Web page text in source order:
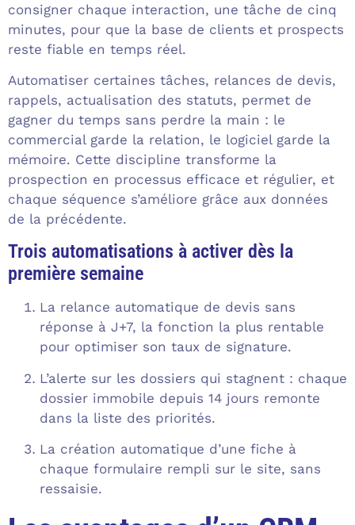
consigner chaque interaction, une tâche de cinq
minutes, pour que la base de clients et prospects
reste fiable en temps réel.
Automatiser certaines tâches, relances de devis,
rappels, actualisation des statuts, permet de
gagner du temps sans perdre la main : le
commercial garde la relation, le logiciel garde la
mémoire. Cette discipline transforme la
prospection en processus efficace et régulier, et
chaque séquence s’améliore grâce aux données
de la précédente.
Trois automatisations à activer dès la
première semaine
La relance automatique de devis sans
réponse à J+7, la fonction la plus rentable
pour optimiser son taux de signature.
L’alerte sur les dossiers qui stagnent : chaque
dossier immobile depuis 14 jours remonte
dans la liste des priorités.
La création automatique d’une fiche à
chaque formulaire rempli sur le site, sans
ressaisie.